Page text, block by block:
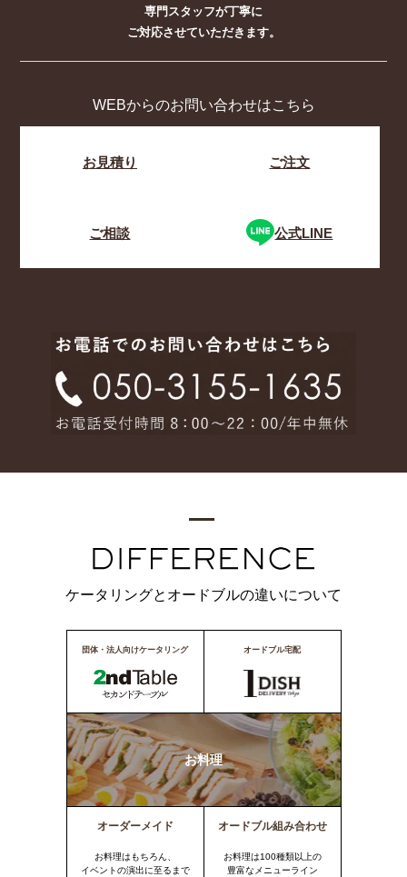
専門スタッフが丁寧に
ご対応させていただきます。
WEBからのお問い合わせはこちら
お見積り ご注文
ご相談 公式LINE
ケータリングとオードブルの違いについて
団体・法人向けケータリング オードブル宅配
お料理
オーダーメイド
お料理はもちろん、
イベントの演出に至るまで
オードブル組み合わせ
お料理は100種類以上の
豊富なメニューライン